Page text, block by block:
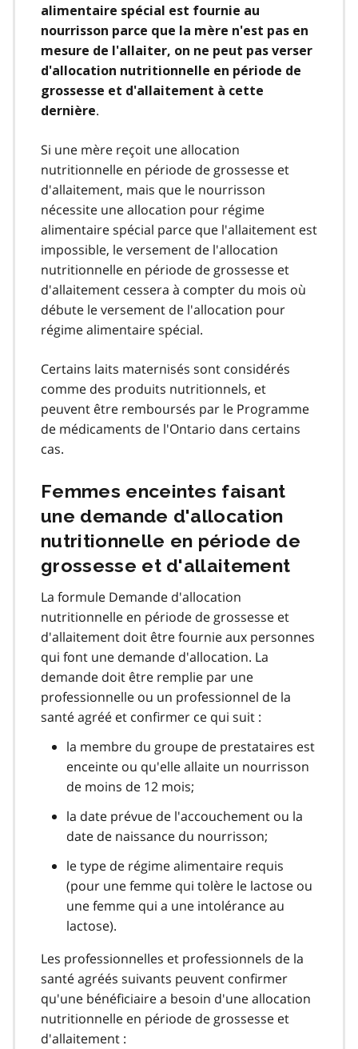
alimentaire spécial est fournie au
nourrisson parce que la mère n'est pas en
mesure de l'allaiter, on ne peut pas verser
d'allocation nutritionnelle en période de
grossesse et d'allaitement à cette
dernière.
Si une mère reçoit une allocation
nutritionnelle en période de grossesse et
d'allaitement, mais que le nourrisson
nécessite une allocation pour régime
alimentaire spécial parce que l'allaitement est
impossible, le versement de l'allocation
nutritionnelle en période de grossesse et
d'allaitement cessera à compter du mois où
débute le versement de l'allocation pour
régime alimentaire spécial.
Certains laits maternisés sont considérés
comme des produits nutritionnels, et
peuvent être remboursés par le Programme
de médicaments de l'Ontario dans certains
cas.
Femmes enceintes faisant
une demande d'allocation
nutritionnelle en période de
grossesse et d'allaitement
La formule Demande d'allocation
nutritionnelle en période de grossesse et
d'allaitement doit être fournie aux personnes
qui font une demande d'allocation. La
demande doit être remplie par une
professionnelle ou un professionnel de la
santé agréé et confirmer ce qui suit :
la membre du groupe de prestataires est
enceinte ou qu'elle allaite un nourrisson
de moins de 12 mois;
la date prévue de l'accouchement ou la
date de naissance du nourrisson;
le type de régime alimentaire requis
(pour une femme qui tolère le lactose ou
une femme qui a une intolérance au
lactose).
Les professionnelles et professionnels de la
santé agréés suivants peuvent confirmer
qu'une bénéficiaire a besoin d'une allocation
nutritionnelle en période de grossesse et
d'allaitement :